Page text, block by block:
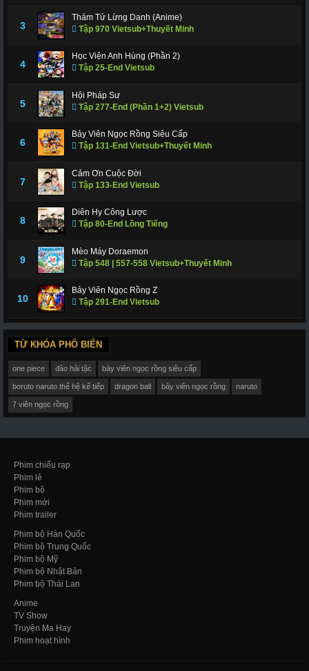
3
Thám Tử Lừng Danh (Anime)
Tập 970 Vietsub+Thuyết Minh
4
Học Viện Anh Hùng (Phần 2)
Tập 25-End Vietsub
5
Hội Pháp Sư
Tập 277-End (Phần 1+2) Vietsub
6
Bảy Viên Ngọc Rồng Siêu Cấp
Tập 131-End Vietsub+Thuyết Minh
7
Cảm Ơn Cuộc Đời
Tập 133-End Vietsub
8
Diên Hy Công Lược
Tập 80-End Lồng Tiếng
9
Mèo Máy Doraemon
Tập 548 | 557-558 Vietsub+Thuyết Minh
10
Bảy Viên Ngọc Rồng Z
Tập 291-End Vietsub
TỪ KHÓA PHỔ BIẾN
one piece đảo hải tặc bảy viên ngọc rồng siêu cấp
boruto naruto thế hệ kế tiếp dragon ball bảy viên ngọc rồng naruto
7 viên ngọc rồng
Phim chiếu rạp
Phim lẻ
Phim bộ
Phim mới
Phim trailer
Phim bộ Hàn Quốc
Phim bộ Trung Quốc
Phim bộ Mỹ
Phim bộ Nhật Bản
Phim bộ Thái Lan
Anime
TV Show
Truyện Ma Hay
Phim hoạt hình